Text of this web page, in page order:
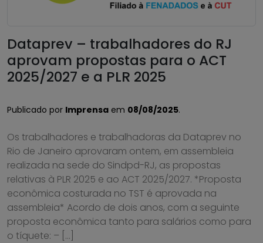
Dataprev – trabalhadores do RJ
aprovam propostas para o ACT
2025/2027 e a PLR 2025
Publicado por Imprensa em 08/08/2025.
Os trabalhadores e trabalhadoras da Dataprev no
Rio de Janeiro aprovaram ontem, em assembleia
realizada na sede do Sindpd-RJ, as propostas
relativas à PLR 2025 e ao ACT 2025/2027. *Proposta
econômica costurada no TST é aprovada na
assembleia* Acordo de dois anos, com a seguinte
proposta econômica tanto para salários como para
o tíquete: – […]